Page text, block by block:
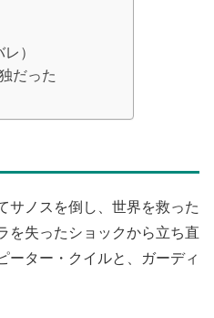
）
だった
サノスを倒し、世界を救った
を失ったショックから立ち直
ーター・クイルと、ガーディ